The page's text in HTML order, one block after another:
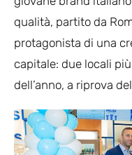
qualità, partito da
protagonista di una
capitale: due locali
dell’anno, a riprova